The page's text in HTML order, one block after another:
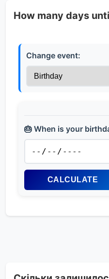
How many days
Change event:
🎂 When is your
CALCULATE